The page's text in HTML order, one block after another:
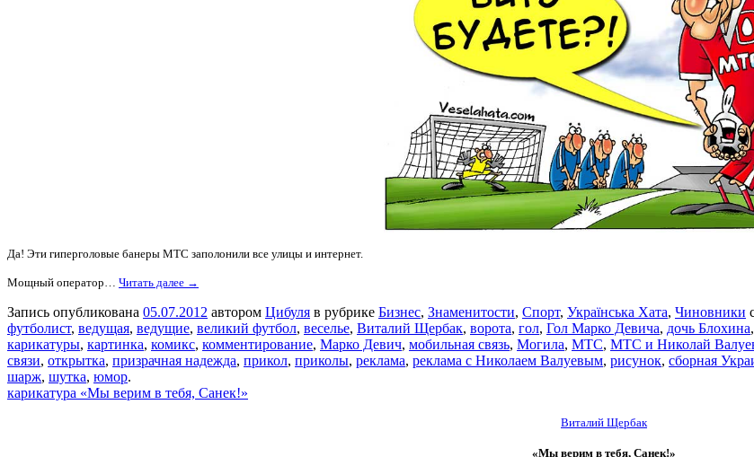
Да! Эти гиперголовые банеры МТС заполонили все улицы и интернет.
Мощный оператор… Читать далее →
Запись опубликована 05.07.2012 автором Цибуля в рубрике Бизнес, Знаменитости, Спорт, Українська Хата, Чиновники
футболист, ведущая, ведущие, великий футбол, веселье, Виталий Щербак, ворота, гол, Гол Марко Девича, дочь Блохина,
карикатуры, картинка, комикс, комментирование, Марко Девич, мобильная связь, Могила, МТС, МТС и Николай
связи, открытка, призрачная надежда, прикол, приколы, реклама, реклама с Николаем Валуевым, рисунок, сборная
шарж, шутка, юмор.
карикатура «Мы верим в тебя, Санек!»
Виталий Щербак
«Мы верим в тебя, Санек!»